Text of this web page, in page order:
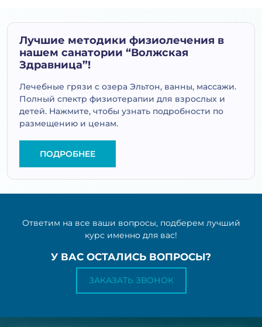
Лучшие методики физиолечения в
нашем санатории “Волжская
Здравница”!
Лечебные грязи с озера Эльтон, ванны, массажи.
Полный спектр физиотерапии для взрослых и
детей. Нажмите, чтобы узнать подробности по
размещению и ценам.
ПОДРОБНЕЕ
Ответим на все ваши вопросы, подберем лучший
курс именно для вас!
У ВАС ОСТАЛИСЬ ВОПРОСЫ?
ЗАКАЗАТЬ ЗВОНОК